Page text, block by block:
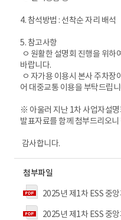
4. 참석방법 : 선착순 자리 배석
5. 참고사항
ㅇ 원활한 설명회 진행을 위하
바랍니다.
ㅇ 자가용 이용시 본사 주차장
어 대중교통 이용을 부탁드립
※ 아울러 지난 1차 사업자설
발표자료를 함께 첨부드리오
감사합니다.
첨부파일
2025년 제1차 ESS 중앙계약시장 사업자
2025년 제1차 ESS 중앙계약시장 사업